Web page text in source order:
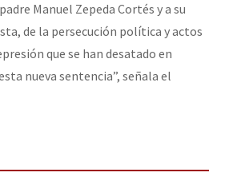
Manuel Zepeda Cortés y a su
de la persecución política y actos
que se han desatado en
nueva sentencia”, señala el